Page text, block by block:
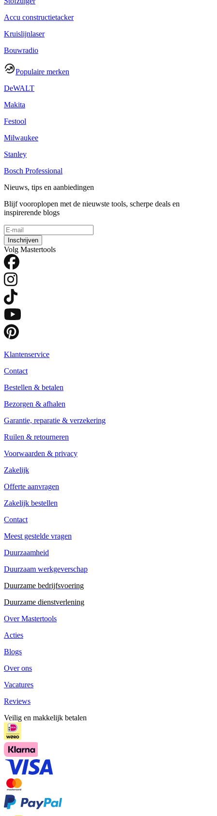
Accu constructietacker
Kruislijnlaser
Bouwradio
Populaire merken
DeWALT
Makita
Festool
Milwaukee
Stanley
Bosch Professional
Nieuws, tips en aanbiedingen
Blijf vooroplopen met de nieuwste tools, scherpe deals en
inspirerende blogs
Inschrijven
Volg Mastertools
Klantenservice
Contact
Bestellen & betalen
Bezorgen & afhalen
Garantie, reparatie & verzekering
Ruilen & retourneren
Voorwaarden & privacy
Zakelijk
Offerte aanvragen
Zakelijk bestellen
Contact
Meest gestelde vragen
Duurzaamheid
Duurzaam werkgeverschap
Duurzame bedrijfsvoering
Duurzame dienstverlening
Over Mastertools
Acties
Blogs
Over ons
Vacatures
Reviews
Veilig en makkelijk betalen